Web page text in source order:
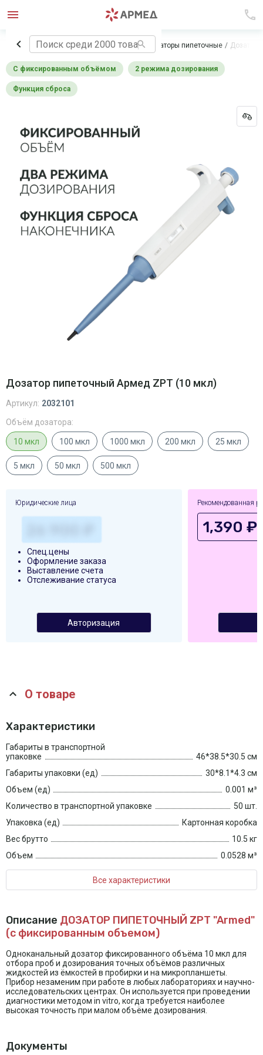
Главная Лабораторное оборудование Дозаторы пипеточные Дозатор
с фиксированным объёмом 2 режима дозирования
функция сброса
Дозатор пипеточный Армед ZPT (10 мкл)
Артикул: 2032101
Объём дозатора:
10 мкл 100 мкл 1000 мкл 200 мкл 25 мкл
5 мкл 50 мкл 500 мкл
Юридические лица
Спец.цены
Оформление заказа
Выставление счета
Отслеживание статуса
Авторизация
Рекомендованная
1,390 ₽
О товаре
Характеристики
Габариты в транспортной
упаковке
46*38.5*30.5 см
Габариты упаковки (ед)
30*8.1*4.3 см
Объем (ед)
0.001 м³
Количество в транспортной упаковке
50 шт.
Упаковка (ед)
Картонная коробка
Вес брутто
10.5 кг
Объем
0.0528 м³
Все характеристики
Описание ДОЗАТОР ПИПЕТОЧНЫЙ ZPT "Armed"
(с фиксированным объемом)
Одноканальный дозатор фиксированного объёма 10 мкл для
отбора проб и дозирования точных объёмов различных
жидкостей из ёмкостей в пробирки и на микропланшеты.
Прибор незаменим при работе в любых лабораториях и научно-
исследовательских центрах. Он используется при проведении
диагностики методом in vitro, когда требуется наиболее
высокая точность при малом объёме дозирования.
Документы